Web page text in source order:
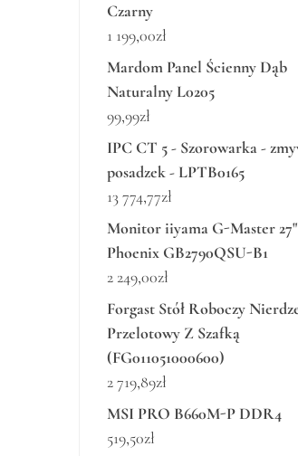
Czarny
1 199,00zł
Mardom Panel Ścienny Dąb
Naturalny L0205
99,99zł
IPC CT 5 - Szorowarka -
posadzek - LPTB0165
13 774,77zł
Monitor iiyama G-Master
Phoenix GB2790QSU-B1
2 249,00zł
Forgast Stół Roboczy
Przelotowy Z Szafką
(FG011051000600)
2 719,89zł
MSI PRO B660M-P DDR4
519,50zł